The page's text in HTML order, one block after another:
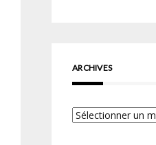
ARCHIVES
Archives